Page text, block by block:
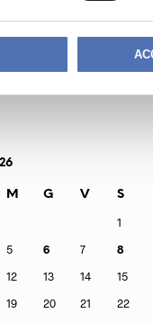
M G V S
1
5
6 7 8
12
13 14 15
19
20 21 22